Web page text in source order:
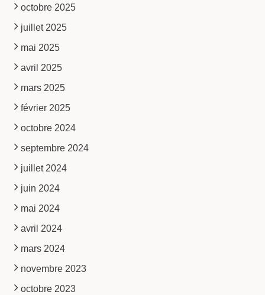
octobre 2025
juillet 2025
mai 2025
avril 2025
mars 2025
février 2025
octobre 2024
septembre 2024
juillet 2024
juin 2024
mai 2024
avril 2024
mars 2024
novembre 2023
octobre 2023